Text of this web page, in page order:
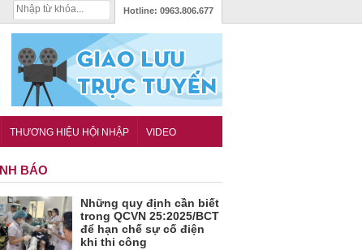
Hotline: 0963.806.677
THƯƠNG HIỆU HỘI NHẬP VIDEO
BÁO
Những quy định cần biết
trong QCVN 25:2025/BCT
để hạn chế sự cố điện
khi thi công